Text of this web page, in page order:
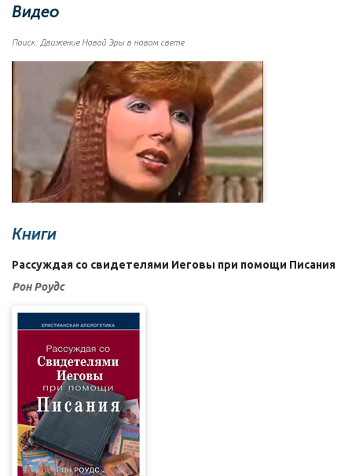
Видео
Поиск: Движение Новой Эры в новом свете
Книги
Рассуждая со свидетелями Иеговы при помощи Писания
Рон Роудс